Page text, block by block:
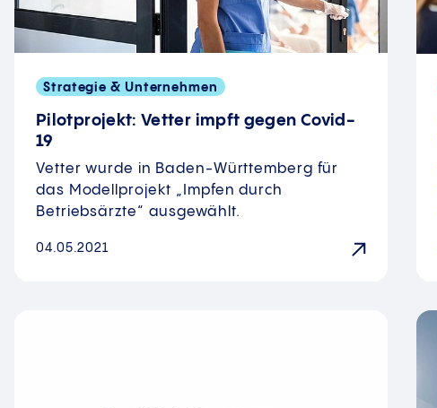
Strategie & Unternehmen
Pilotprojekt: Vetter impft gegen Covid-
19
Vetter wurde in Baden-Württemberg für
das Modellprojekt „Impfen durch
Betriebsärzte“ ausgewählt.
04.05.2021